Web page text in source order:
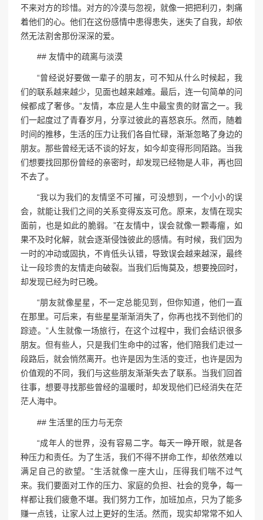
不来对方的珍惜。对方的冷漠与忽视，就像一把把利刃，刺痛
着他们的心。他们在这份感情中患得患失，迷失了自我，却依
然无法割舍那份深深的爱。
## 友情中的疏离与淡漠
“曾经说好要做一辈子的朋友，可不知从什么时候起，我
们的联系越来越少，见面也越来越难。最后，连一句简单的问
候都成了奢侈。”友情，本应是人生中最宝贵的财富之一。我
们一起度过了青春岁月，分享过彼此的喜怒哀乐。然而，随着
时间的推移，生活的压力让我们各自忙碌，渐渐忽略了身边的
朋友。那些曾经无话不谈的好友，如今却变得形同陌路。当我
们想要找回那份曾经的亲密时，却发现已经物是人非，再也回
不去了。
“我以为我们的友情坚不可摧，可没想到，一个小小的误
会，就能让我们之间的关系变得岌岌可危。原来，友情在现实
面前，也是如此的脆弱。”在友情中，误会就像一颗毒瘤，如
果不及时化解，就会逐渐侵蚀彼此的感情。有时候，我们因为
一时的冲动或固执，不肯低头认错，导致误会越来越深，最终
让一段珍贵的友情走向破裂。当我们后悔莫及，想要挽回时，
却发现已经为时已晚。
“朋友就像星星，不一定总能见到，但你知道，他们一直
在那里。可后来，有些星星渐渐消失了，你再也找不到他们的
踪迹。”人生就像一场旅行，在这个过程中，我们会结识很多
朋友。但有些人，只是我们生命中的过客，他们陪我们走过一
段路后，就会悄然离开。也许是因为生活的变迁，也许是因为
价值观的不同，我们与这些朋友渐渐失去了联系。当我们回首
往事，想要寻找那些曾经的温暖时，却发现他们已经消失在茫
茫人海中。
## 生活里的压力与无奈
“成年人的世界，没有容易二字。每天一睁开眼，就是各
种压力和责任。为了生活，我们不得不拼命工作，却依然难以
满足自己的欲望。”生活就像一座大山，压得我们喘不过气
来。我们要面对工作的压力、家庭的负担、社会的竞争，每一
样都让我们疲惫不堪。我们努力工作，加班加点，只为了能多
赚一点钱，让家人过上更好的生活。然而，现实却常常不如人